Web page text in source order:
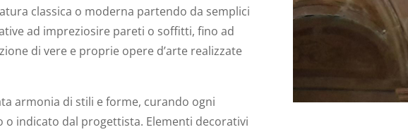
classica o moderna partendo da semplici
ad impreziosire pareti o soffitti, fino ad
di vere e proprie opere d’arte realizzate
armonia di stili e forme, curando ogni
indicato dal progettista. Elementi decorativi